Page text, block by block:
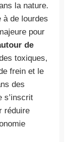
la nature.
à de lourdes
pour
de
toxiques,
frein et le
des
s’inscrit
réduire